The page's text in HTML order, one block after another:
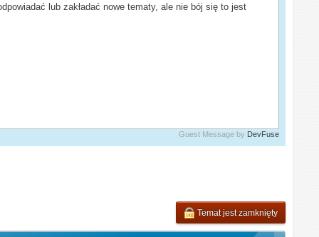
lub zakładać nowe tematy, ale nie bój się to jest
Guest Message by DevFuse
Temat jest zamknięty